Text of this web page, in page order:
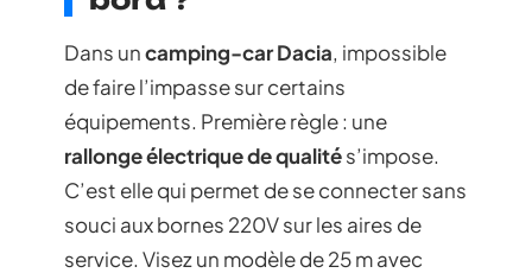
Dans uncamping-car Dacia, impossible
de faire l’impasse sur certains
équipements. Première règle : une
rallonge électrique de qualités’impose.
C’est elle qui permet de se connecter sans
souci aux bornes 220V sur les aires de
service. Visez un modèle de 25 m avec